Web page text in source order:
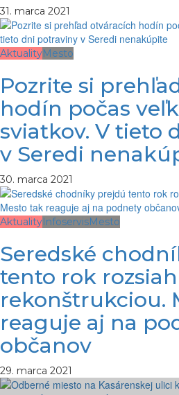
31. marca 2021
AktualityMesto
Pozrite si
hodín počas
sviatkov. V tieto
v Seredi
30. marca 2021
Aktuality InfoservisMesto
Seredské
tento rok
rekonštrukciou.
reaguje aj na
občanov
29. marca 2021